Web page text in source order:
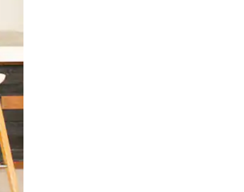
gestów dotykowych lub przesuwania.